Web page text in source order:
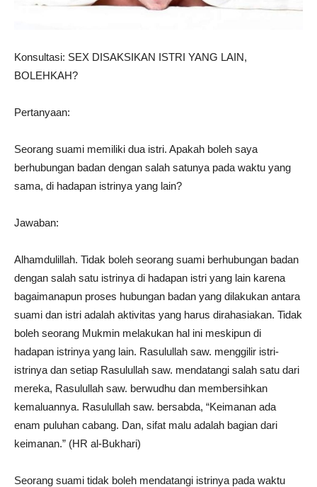
Konsultasi: SEX DISAKSIKAN ISTRI YANG LAIN,
BOLEHKAH?
Pertanyaan:
Seorang suami memiliki dua istri. Apakah boleh saya
berhubungan badan dengan salah satunya pada waktu yang
sama, di hadapan istrinya yang lain?
Jawaban:
Alhamdulillah. Tidak boleh seorang suami berhubungan badan
dengan salah satu istrinya di hadapan istri yang lain karena
bagaimanapun proses hubungan badan yang dilakukan antara
suami dan istri adalah aktivitas yang harus dirahasiakan. Tidak
boleh seorang Mukmin melakukan hal ini meskipun di
hadapan istrinya yang lain. Rasulullah saw. menggilir istri-
istrinya dan setiap Rasulullah saw. mendatangi salah satu dari
mereka, Rasulullah saw. berwudhu dan membersihkan
kemaluannya. Rasulullah saw. bersabda, “Keimanan ada
enam puluhan cabang. Dan, sifat malu adalah bagian dari
keimanan.” (HR al-Bukhari)
Seorang suami tidak boleh mendatangi istrinya pada waktu